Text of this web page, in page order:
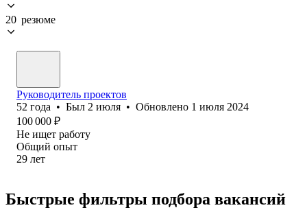
20 резюме
Руководитель проектов
52 года • Был 2 июля • Обновлено 1 июля 2024
100 000 ₽
Не ищет работу
Общий опыт
29 лет
Быстрые фильтры подбора вакансий